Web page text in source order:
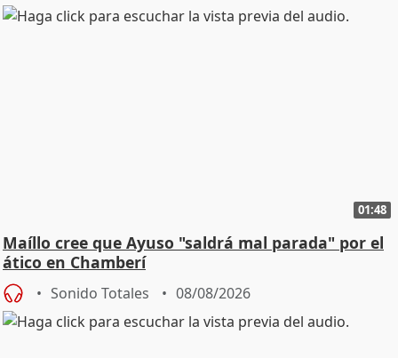
01:48
Maíllo cree que Ayuso "saldrá mal parada" por el
ático en Chamberí
Sonido Totales 08/08/2026